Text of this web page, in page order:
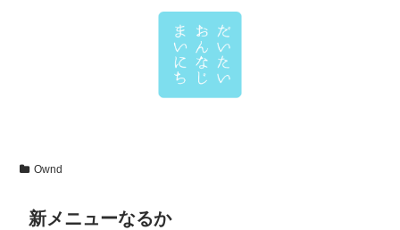
Ownd
新メニューなるか